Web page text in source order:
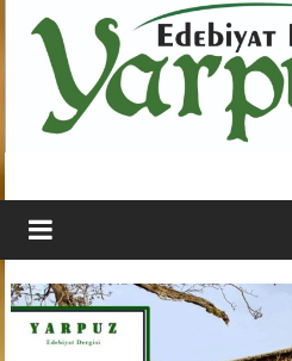
geç
YARPUZ
Edebiyat
Dergisi
Kahramanmaraş'ın